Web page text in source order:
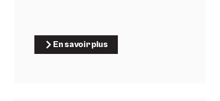
En savoir plus